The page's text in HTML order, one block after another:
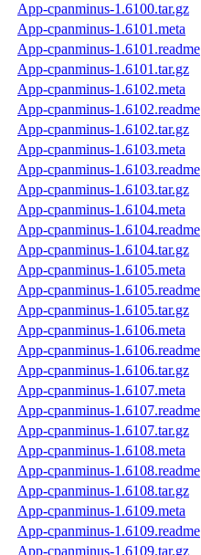
App-cpanminus-1.6100.tar.gz
App-cpanminus-1.6101.meta
App-cpanminus-1.6101.readme
App-cpanminus-1.6101.tar.gz
App-cpanminus-1.6102.meta
App-cpanminus-1.6102.readme
App-cpanminus-1.6102.tar.gz
App-cpanminus-1.6103.meta
App-cpanminus-1.6103.readme
App-cpanminus-1.6103.tar.gz
App-cpanminus-1.6104.meta
App-cpanminus-1.6104.readme
App-cpanminus-1.6104.tar.gz
App-cpanminus-1.6105.meta
App-cpanminus-1.6105.readme
App-cpanminus-1.6105.tar.gz
App-cpanminus-1.6106.meta
App-cpanminus-1.6106.readme
App-cpanminus-1.6106.tar.gz
App-cpanminus-1.6107.meta
App-cpanminus-1.6107.readme
App-cpanminus-1.6107.tar.gz
App-cpanminus-1.6108.meta
App-cpanminus-1.6108.readme
App-cpanminus-1.6108.tar.gz
App-cpanminus-1.6109.meta
App-cpanminus-1.6109.readme
App-cpanminus-1.6109.tar.gz